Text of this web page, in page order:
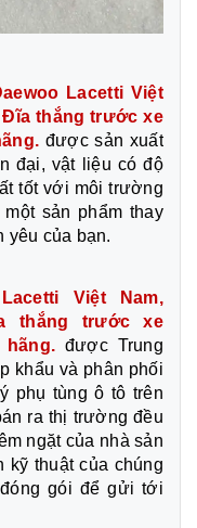
Lacetti Việt
Đĩa thắng trước xe
được sản xuất
đại, vật liệu có độ
tốt với môi trường
sản phẩm thay
yêu của bạn.
Việt Nam,
thắng trước xe
hãng. được Trung
khẩu và phân phối
phụ tùng ô tô trên
ra thị trường đều
ngặt của nhà sản
kỹ thuật của chúng
gói để gửi tới